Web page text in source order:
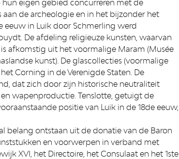
eigen gebied concurreren met de
de archeologie en in het bijzonder het
eeuw in Luik door Schmerling werd
De afdeling religieuze kunsten, waarvan
afkomstig uit het voormalige Maram (Musée
kunst). De glascollecties (voormalige
Corning in de Verenigde Staten. De
dat zich door zijn historische neutraliteit
wapenproductie. Tenslotte, getuigt de
positie van Luik in de 18de eeuw,
belang ontstaan uit de donatie van de Baron
en voorwerpen in verband met
XVI, het Directoire, het Consulaat en het 1ste